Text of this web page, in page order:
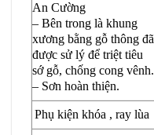
An Cường
– Bên trong là khung
xương bằng gỗ thông đã
được sử lý để triệt tiêu
sớ gỗ, chống cong vênh.
– Sơn hoàn thiện.
Phụ kiện khóa , ray lùa